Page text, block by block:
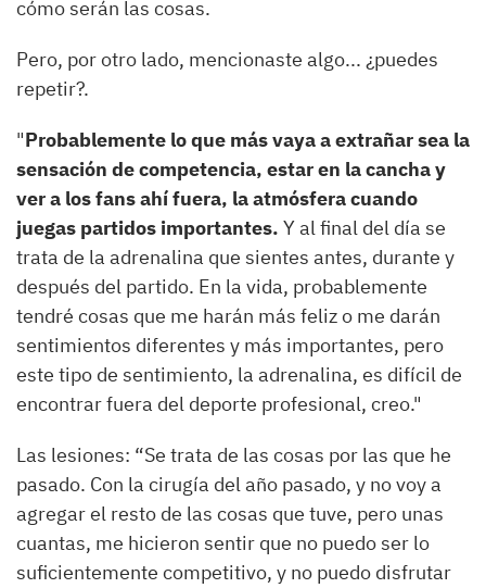
cómo serán las cosas.
Pero, por otro lado, mencionaste algo... ¿puedes
repetir?.
"Probablemente lo que más vaya a extrañar sea la
sensación de competencia, estar en la cancha y
ver a los fans ahí fuera, la atmósfera cuando
juegas partidos importantes. Y al final del día se
trata de la adrenalina que sientes antes, durante y
después del partido. En la vida, probablemente
tendré cosas que me harán más feliz o me darán
sentimientos diferentes y más importantes, pero
este tipo de sentimiento, la adrenalina, es difícil de
encontrar fuera del deporte profesional, creo."
Las lesiones: “Se trata de las cosas por las que he
pasado. Con la cirugía del año pasado, y no voy a
agregar el resto de las cosas que tuve, pero unas
cuantas, me hicieron sentir que no puedo ser lo
suficientemente competitivo, y no puedo disfrutar